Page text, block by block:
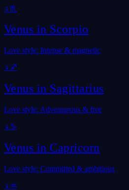
♀♏
Venus in Scorpio
Love style: Intense & magnetic
♀ ♐
Venus in Sagittarius
Love style: Adventurous & free
♀ ♑
Venus in Capricorn
Love style: Committed & ambitious
♀ ♒